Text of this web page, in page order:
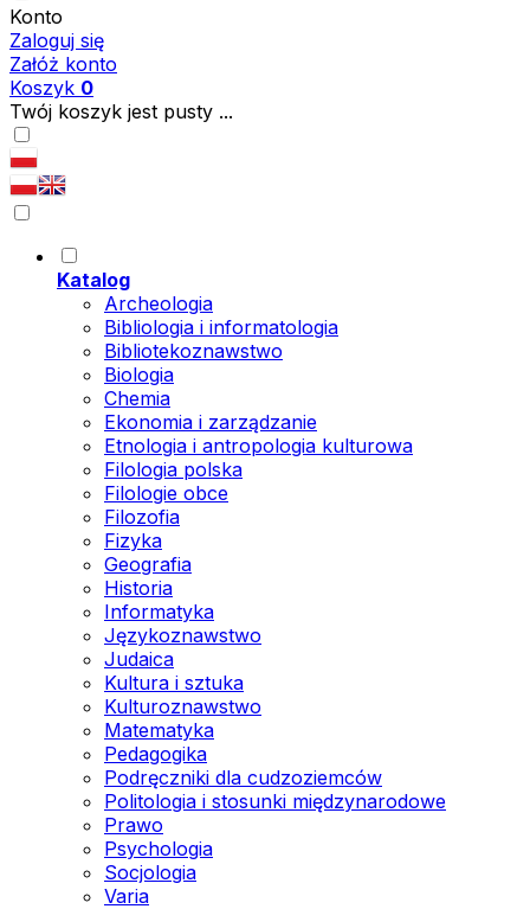
Konto
Zaloguj się
Załóż konto
Koszyk 0
Twój koszyk jest pusty ...
Katalog
Archeologia
Bibliologia i informatologia
Bibliotekoznawstwo
Biologia
Chemia
Ekonomia i zarządzanie
Etnologia i antropologia kulturowa
Filologia polska
Filologie obce
Filozofia
Fizyka
Geografia
Historia
Informatyka
Językoznawstwo
Judaica
Kultura i sztuka
Kulturoznawstwo
Matematyka
Pedagogika
Podręczniki dla cudzoziemców
Politologia i stosunki międzynarodowe
Prawo
Psychologia
Socjologia
Varia